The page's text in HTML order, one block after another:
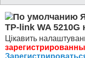
TP-link WA 5210G
Цікавить